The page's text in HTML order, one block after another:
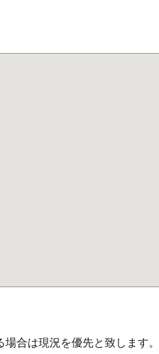
合は現況を優先と致します。